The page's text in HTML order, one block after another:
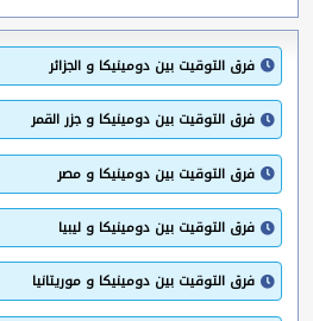
فرق التوقيت بين دومينيكا و الجزائر
فرق التوقيت بين دومينيكا و جزر القمر
فرق التوقيت بين دومينيكا و مصر
فرق التوقيت بين دومينيكا و ليبيا
فرق التوقيت بين دومينيكا و موريتانيا